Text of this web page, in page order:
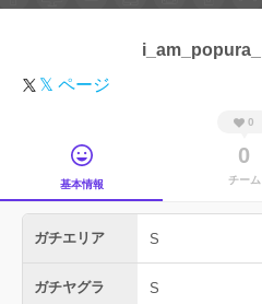
i_am_popura_
𝕏 ページ
基本情報
0
0
チーム
ガチエリア S
ガチヤグラ S